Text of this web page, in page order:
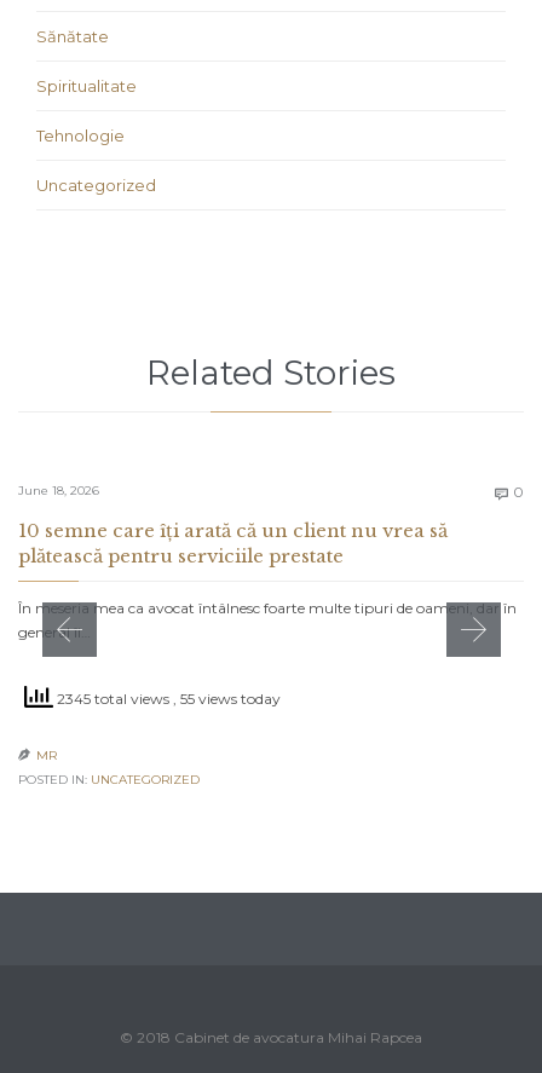
Sănătate
Spiritualitate
Tehnologie
Uncategorized
Related Stories
June 18, 2026  0
10 semne care îți arată că un client nu vrea să
plătească pentru serviciile prestate
În meseria mea ca avocat întâlnesc foarte multe tipuri de oameni, dar în
general îi…
2345 total views , 55 views today
 MR
POSTED IN: UNCATEGORIZED
© 2018 Cabinet de avocatura Mihai Rapcea